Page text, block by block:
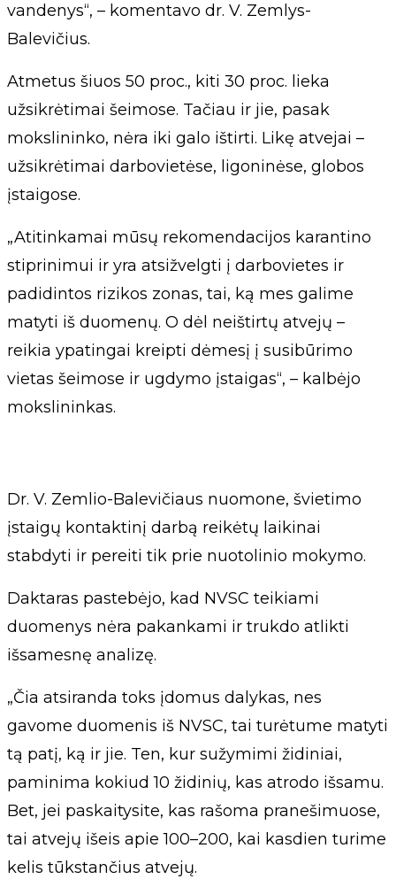
vandenys“, – komentavo dr. V. Zemlys-
Balevičius.
Atmetus šiuos 50 proc., kiti 30 proc. lieka
užsikrėtimai šeimose. Tačiau ir jie, pasak
mokslininko, nėra iki galo ištirti. Likę atvejai –
užsikrėtimai darbovietėse, ligoninėse, globos
įstaigose.
„Atitinkamai mūsų rekomendacijos karantino
stiprinimui ir yra atsižvelgti į darbovietes ir
padidintos rizikos zonas, tai, ką mes galime
matyti iš duomenų. O dėl neištirtų atvejų –
reikia ypatingai kreipti dėmesį į susibūrimo
vietas šeimose ir ugdymo įstaigas“, – kalbėjo
mokslininkas.
Dr. V. Zemlio-Balevičiaus nuomone, švietimo
įstaigų kontaktinį darbą reikėtų laikinai
stabdyti ir pereiti tik prie nuotolinio mokymo.
Daktaras pastebėjo, kad NVSC teikiami
duomenys nėra pakankami ir trukdo atlikti
išsamesnę analizę.
„Čia atsiranda toks įdomus dalykas, nes
gavome duomenis iš NVSC, tai turėtume matyti
tą patį, ką ir jie. Ten, kur sužymimi židiniai,
paminima kokiud 10 židinių, kas atrodo išsamu.
Bet, jei paskaitysite, kas rašoma pranešimuose,
tai atvejų išeis apie 100–200, kai kasdien turime
kelis tūkstančius atvejų.